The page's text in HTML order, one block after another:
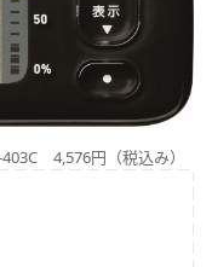
4,576円（税込み）